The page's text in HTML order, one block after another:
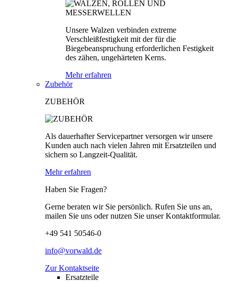
Unsere Walzen verbinden extreme
Verschleißfestigkeit mit der für die
Biegebeanspruchung erforderlichen Festigkeit
des zähen, ungehärteten Kerns.
Mehr erfahren
Zubehör
ZUBEHÖR
Als dauerhafter Servicepartner versorgen wir unsere
Kunden auch nach vielen Jahren mit Ersatzteilen und
sichern so Langzeit-Qualität.
Mehr erfahren
Haben Sie Fragen?
Gerne beraten wir Sie persönlich. Rufen Sie uns an,
mailen Sie uns oder nutzen Sie unser Kontaktformular.
+49 541 50546-0
info@vorwald.de
Zur Kontaktseite
Ersatzteile